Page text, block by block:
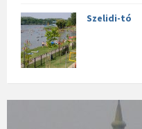
Szelidi-tó